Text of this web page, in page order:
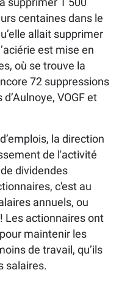
centaines dans le
allait supprimer
est mise en
où se trouve la
72 suppressions
VOGF et
la direction
de l'activité
dividendes
c'est au
annuels, ou
Les actionnaires ont
maintenir les
de travail, qu’ils
salaires.